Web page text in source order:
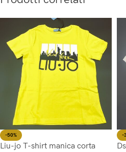
-50%
Liu-jo T-shirt manica corta
-